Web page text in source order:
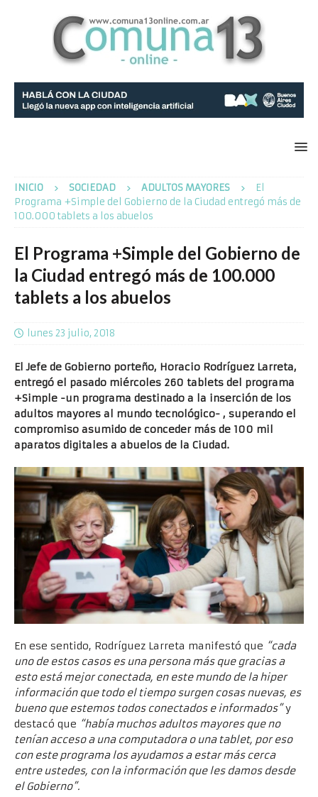
INICIO SOCIEDAD ADULTOS MAYORES
El
Programa +Simple del Gobierno de la Ciudad entregó más de
100.000 tablets a los abuelos
El Programa +Simple del Gobierno de
la Ciudad entregó más de 100.000
tablets a los abuelos
lunes 23 julio, 2018
El Jefe de Gobierno porteño, Horacio Rodríguez Larreta,
entregó el pasado miércoles 260 tablets del programa
+Simple -un programa destinado a la inserción de los
adultos mayores al mundo tecnológico- , superando el
compromiso asumido de conceder más de 100 mil
aparatos digitales a abuelos de la Ciudad.
En ese sentido, Rodríguez Larreta manifestó que “cada
uno de estos casos es una persona más que gracias a
esto está mejor conectada, en este mundo de la hiper
información que todo el tiempo surgen cosas nuevas, es
bueno que estemos todos conectados e informados”y
destacó que “había muchos adultos mayores que no
tenían acceso a una computadora o una tablet, por eso
con este programa los ayudamos a estar más cerca
entre ustedes, con la información que les damos desde
el Gobierno”.